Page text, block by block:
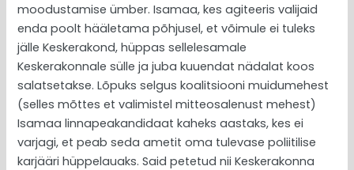
moodustamise ümber. Isamaa, kes agiteeris valijaid
enda poolt hääletama põhjusel, et võimule ei tuleks
jälle Keskerakond, hüppas sellelesamale
Keskerakonnale sülle ja juba kuuendat nädalat koos
salatsetakse. Lõpuks selgus koalitsiooni muidumehest
(selles mõttes et valimistel mitteosalenust mehest)
Isamaa linnapeakandidaat kaheks aastaks, kes ei
varjagi, et peab seda ametit oma tulevase poliitilise
karjääri hüppelauaks. Said petetud nii Keskerakonna